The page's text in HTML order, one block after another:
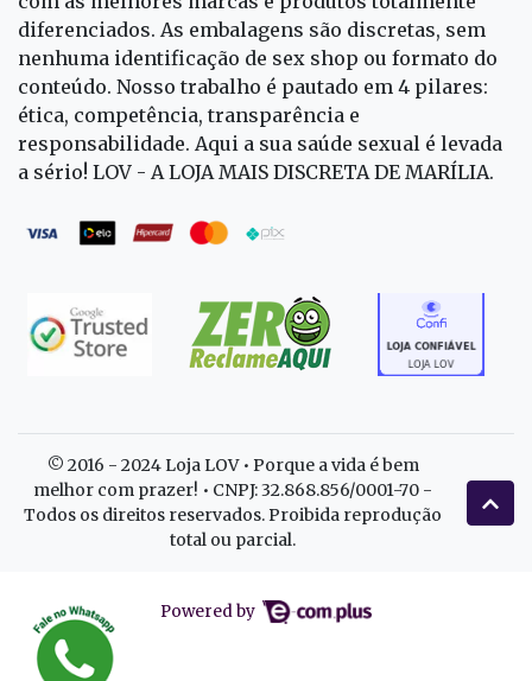
diferenciados. As embalagens são discretas, sem
nenhuma identificação de sex shop ou formato do
conteúdo. Nosso trabalho é pautado em 4 pilares:
ética, competência, transparência e
responsabilidade. Aqui a sua saúde sexual é levada
a sério! LOV - A LOJA MAIS DISCRETA DE MARÍLIA.
© 2016 - 2024 Loja LOV • Porque a vida é bem
melhor com prazer! • CNPJ: 32.868.856/0001-70 -
Todos os direitos reservados. Proibida reprodução
total ou parcial.
Powered by